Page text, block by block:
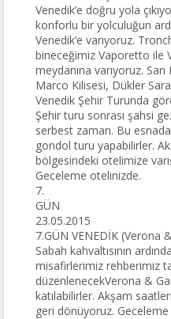
Venedik’e doğru yola
konforlu bir yolculuğun
Venedik’e varıyoruz.
bineceğimiz Vaporetto ile
meydanına varıyoruz.
Marco Kilisesi, Dükler
Venedik Şehir Turunda
Şehir turu sonrası şahsi
serbest zaman. Bu
gondol turu yapabilirler.
bölgesindeki otelimize
Geceleme otelinizde.
7.
GÜN
23.05.2015
7.GÜN VENEDİK (Verona
Sabah kahvaltısının
misafirlerimiz rehberimiz
düzenlenecekVerona &
katılabilirler. Akşam
geri dönüyoruz.